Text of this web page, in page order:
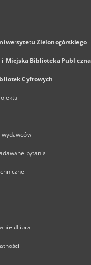
Zielonogórskiego
i Miejska Biblioteka Publiczna
Cyfrowych
pytania
dLibra